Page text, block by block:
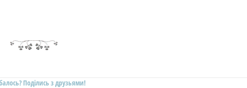
Поділись з друзьями!